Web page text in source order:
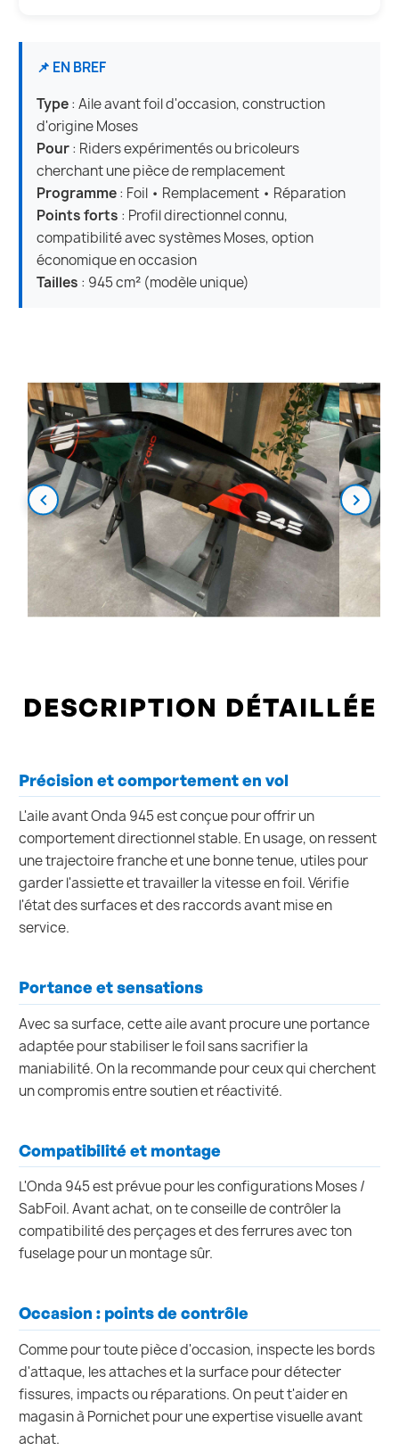
📌 EN BREF
Type: Aile avant foil d'occasion, construction
d'origine Moses
Pour: Riders expérimentés ou bricoleurs
cherchant une pièce de remplacement
Programme: Foil • Remplacement • Réparation
Points forts : Profil directionnel connu,
compatibilité avec systèmes Moses, option
économique en occasion
Tailles : 945 cm² (modèle unique)
DESCRIPTION DÉTAILLÉE
Précision et comportement en vol
L'aile avant Onda 945 est conçue pour offrir un
comportement directionnel stable. En usage, on ressent
une trajectoire franche et une bonne tenue, utiles pour
garder l'assiette et travailler la vitesse en foil. Vérifie
l'état des surfaces et des raccords avant mise en
service.
Portance et sensations
Avec sa surface, cette aile avant procure une portance
adaptée pour stabiliser le foil sans sacrifier la
maniabilité. On la recommande pour ceux qui cherchent
un compromis entre soutien et réactivité.
Compatibilité et montage
L'Onda 945 est prévue pour les configurations Moses /
SabFoil. Avant achat, on te conseille de contrôler la
compatibilité des perçages et des ferrures avec ton
fuselage pour un montage sûr.
Occasion : points de contrôle
Comme pour toute pièce d'occasion, inspecte les bords
d'attaque, les attaches et la surface pour détecter
fissures, impacts ou réparations. On peut t'aider en
magasin à Pornichet pour une expertise visuelle avant
achat.